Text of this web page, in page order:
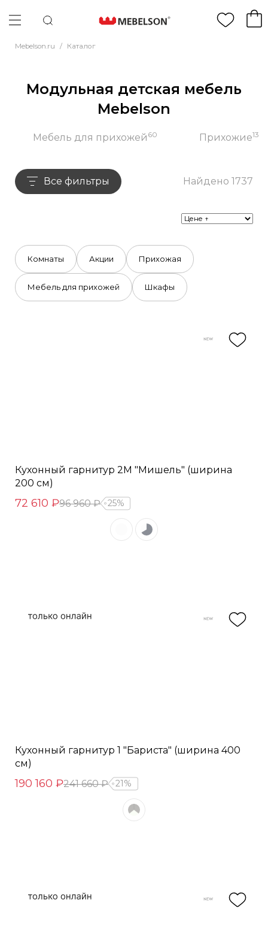
Mebelson.ru / Каталог
Модульная детская мебель
Mebelson
Мебель для прихожей 60 Прихожие13
Все фильтры Найдено 1737
Комнаты Акции Прихожая
Мебель для прихожей Шкафы
Кухонный гарнитур 2М "Мишель" (ширина
200 см)
72 610 ₽96 960 ₽ 25%
Кухонный гарнитур 1 "Бариста" (ширина 400
см)
190 160 ₽241 660 ₽ 21%